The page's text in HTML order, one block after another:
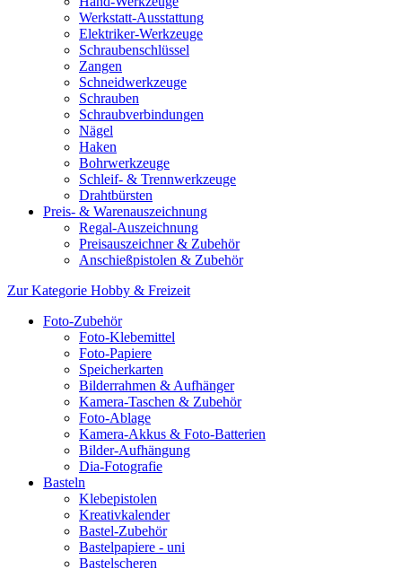
Werkstatt-Ausstattung
Elektriker-Werkzeuge
Schraubenschlüssel
Zangen
Schneidwerkzeuge
Schrauben
Schraubverbindungen
Nägel
Haken
Bohrwerkzeuge
Schleif- & Trennwerkzeuge
Drahtbürsten
Preis- & Warenauszeichnung
Regal-Auszeichnung
Preisauszeichner & Zubehör
Anschießpistolen & Zubehör
Zur Kategorie Hobby & Freizeit
Foto-Zubehör
Foto-Klebemittel
Foto-Papiere
Speicherkarten
Bilderrahmen & Aufhänger
Kamera-Taschen & Zubehör
Foto-Ablage
Kamera-Akkus & Foto-Batterien
Bilder-Aufhängung
Dia-Fotografie
Basteln
Klebepistolen
Kreativkalender
Bastel-Zubehör
Bastelpapiere - uni
Bastelscheren